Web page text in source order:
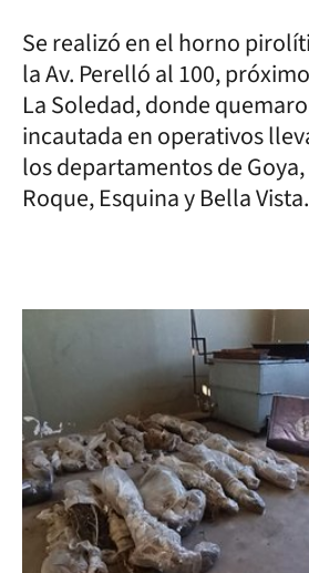
Se realizó en el horno
la Av. Perelló al 100,
La Soledad, donde
incautada en operativos
los departamentos de
Roque, Esquina y Bella Vista.